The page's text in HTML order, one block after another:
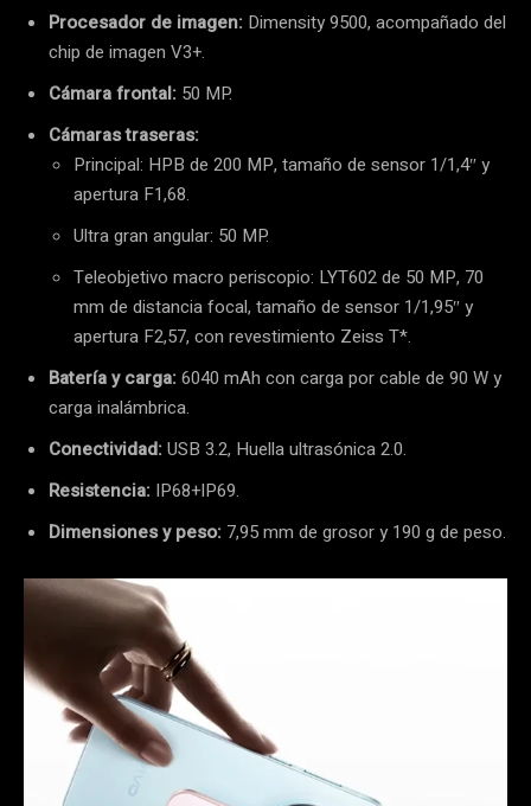
Procesador de imagen: Dimensity 9500, acompañado del
chip de imagen V3+.
Cámara frontal: 50 MP.
Cámaras traseras:
Principal: HPB de 200 MP, tamaño de sensor 1/1,4″ y
apertura F1,68.
Ultra gran angular: 50 MP.
Teleobjetivo macro periscopio: LYT602 de 50 MP, 70
mm de distancia focal, tamaño de sensor 1/1,95″ y
apertura F2,57, con revestimiento Zeiss T*.
Batería y carga:6040 mAh con carga por cable de 90 W y
carga inalámbrica.
Conectividad:USB 3.2, Huella ultrasónica 2.0.
Resistencia: IP68+IP69.
Dimensiones y peso: 7,95 mm de grosor y 190 g de peso.